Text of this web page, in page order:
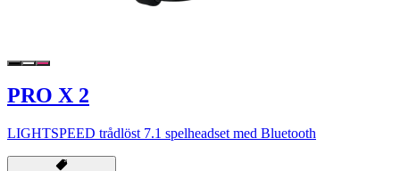
PRO X 2
LIGHTSPEED trådlöst 7.1 spelheadset med Bluetooth